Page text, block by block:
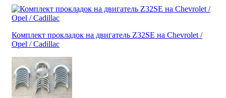
Комплект прокладок на двигатель Z32SE на Chevrolet /
Opel / Cadillac